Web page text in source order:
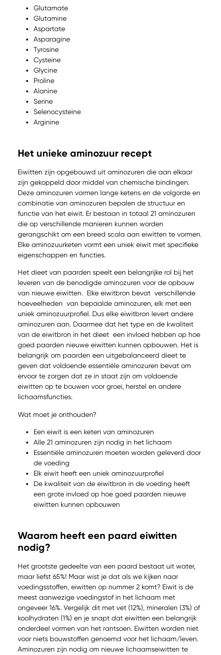
Glutamate
Glutamine
Aspartate
Asparagine
Tyrosine
Cysteine
Glycine
Proline
Alanine
Serine
Selenocysteine
Arginine
Het unieke aminozuur recept
Eiwitten zijn opgebouwd uit aminozuren die aan elkaar
zijn gekoppeld door middel van chemische bindingen.
Deze aminozuren vormen lange ketens en de volgorde en
combinatie van aminozuren bepalen de structuur en
functie van het eiwit. Er bestaan in totaal 21 aminozuren
die op verschillende manieren kunnen worden
gerangschikt om een breed scala aan eiwitten te vormen.
Elke aminozuurketen vormt een uniek eiwit met specifieke
eigenschappen en functies.
Het dieet van paarden speelt een belangrijke rol bij het
leveren van de benodigde aminozuren voor de opbouw
van nieuwe eiwitten. Elke eiwitbron bevat verschillende
hoeveelheden van bepaalde aminozuren, elk met een
uniek aminozuurprofiel. Dus elke eiwitbron levert andere
aminozuren aan. Daarmee dat het type en de kwaliteit
van de eiwitbron in het dieet een invloed hebben op hoe
goed paarden nieuwe eiwitten kunnen opbouwen. Het is
belangrijk om paarden een uitgebalanceerd dieet te
geven dat voldoende essentiële aminozuren bevat om
ervoor te zorgen dat ze in staat zijn om voldoende
eiwitten op te bouwen voor groei, herstel en andere
lichaamsfuncties.
Wat moet je onthouden?
Een eiwit is een keten van aminozuren
Alle 21 aminozuren zijn nodig in het lichaam
Essentiële aminozuren moeten worden geleverd door
de voeding
Elk eiwit heeft een uniek aminozuurprofiel
De kwaliteit van de eiwitbron in de voeding heeft
een grote invloed op hoe goed paarden nieuwe
eiwitten kunnen opbouwen
Waarom heeft een paard eiwitten
nodig?
Het grootste gedeelte van een paard bestaat uit water,
maar liefst 65%! Maar wist je dat als we kijken naar
voedingsstoffen, eiwitten op nummer 2 komt? Eiwit is de
meest aanwezige voedingstof in het lichaam met
ongeveer 16%. Vergelijk dit met vet (12%), mineralen (3%) of
koolhydraten (1%) en je snapt dat eiwitten een belangrijk
onderdeel vormen van het rantsoen. Eiwitten worden niet
voor niets bouwstoffen genoemd voor het lichaam/leven.
Aminozuren zijn nodig om nieuwe lichaamseiwitten te